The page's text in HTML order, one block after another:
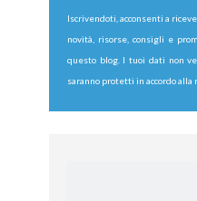
Iscrivendoti, acconsenti a
novità, risorse, consigli e
questo blog. I tuoi dati non
saranno protetti in accordo alla